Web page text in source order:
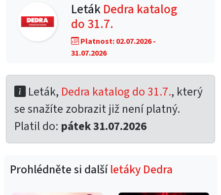
LetákDedra katalog
do 31.7.
Platnost: 02.07.2026 -
31.07.2026
Leták, Dedra katalog do 31.7., který
se snažíte zobrazit již není platný.
Platil do: pátek 31.07.2026
Prohlédněte si dalšíletáky Dedra